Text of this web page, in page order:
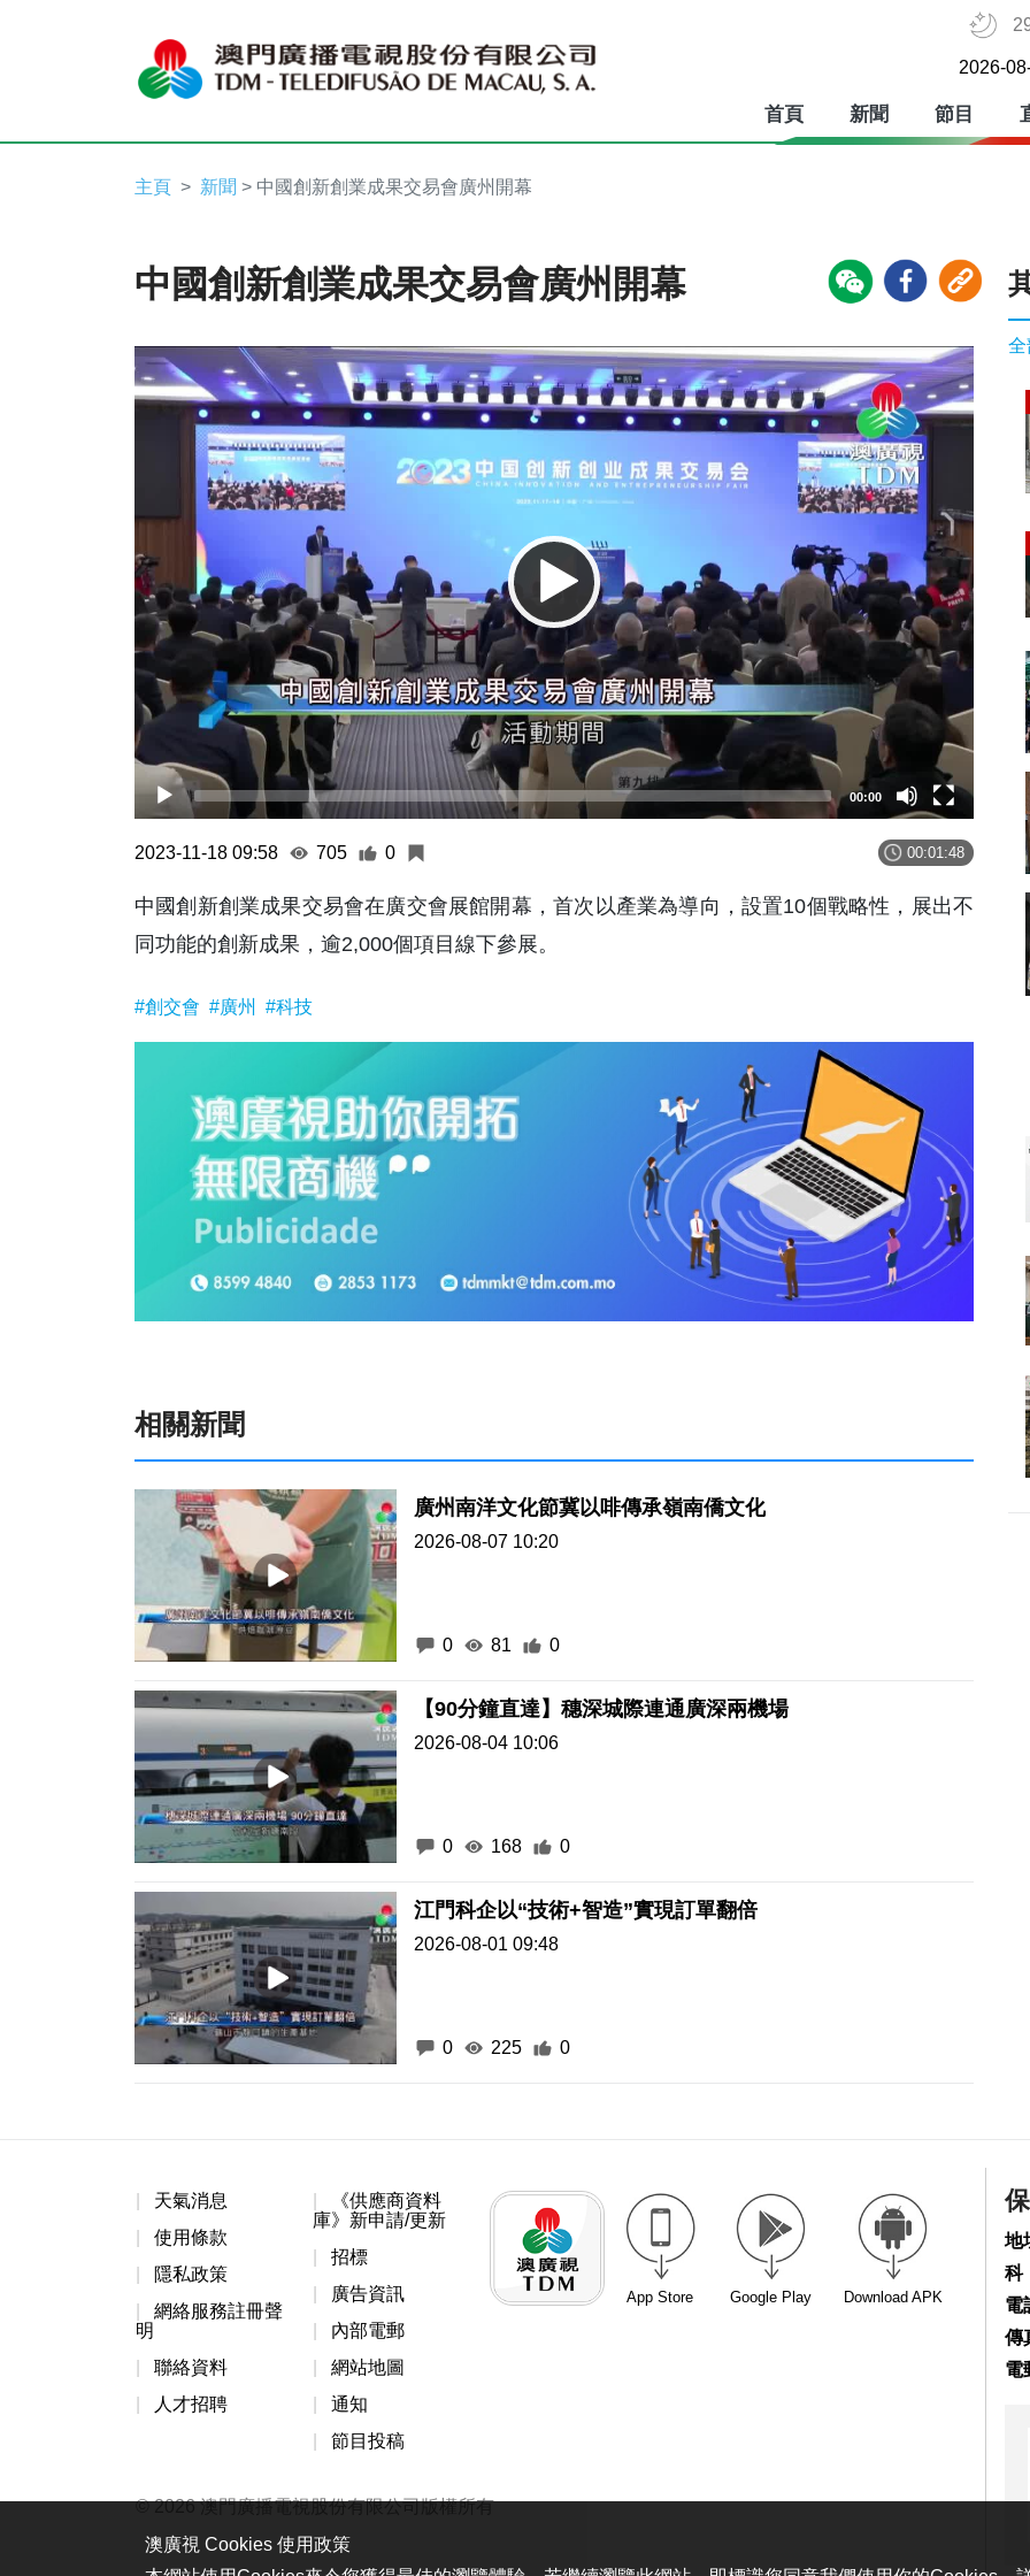
2026-
首頁 新聞 節目
主頁 新聞 > 中國創新創業成果交易會廣州開幕
中國創新創業成果交易會廣州開幕
Video
Player
00:00
2023-11-18 09:58 705 0 00:01:48
中國創新創業成果交易會在廣交會展館開幕，首次以產業為導向，設置10個戰略性，展出不
同功能的創新成果，逾2,000個項目線下參展。
#創交會 #廣州 #科技
相關新聞
廣州南洋文化節冀以啡傳承嶺南僑文化
2026-08-07 10:20
0 81 0
【90分鐘直達】穗深城際連通廣深兩機場
2026-08-04 10:06
0 168 0
江門科企以“技術+智造”實現訂單翻倍
2026-08-01 09:48
0 225 0
全
天氣消息
使用條款
隱私政策
網絡服務註冊聲
明
聯絡資料
人才招聘
《供應商資料
庫》新申請/更新
招標
廣告資訊
內部電郵
網站地圖
通知
節目投稿
App Store Google Play Download APK
© 2026 澳門廣播電視股份有限公司版權所有
地
科
電
傳
電
澳廣視 Cookies 使用政策